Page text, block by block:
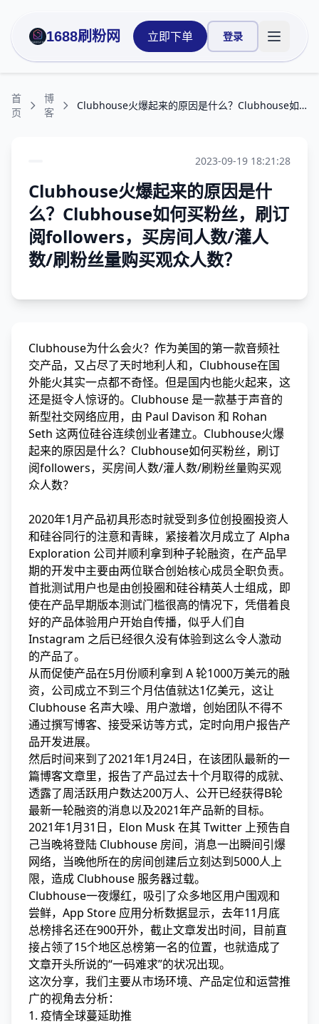
1688刷粉网 立即下单 登录 打开主
首
页
博
客
Clubhouse火爆起来的原因是什么？Clubhouse如何买粉丝，刷订阅followers，买房间人数/灌人数/刷粉丝量购买观众人数？
2023-09-19 18:21:28
Clubhouse火爆起来的原因是什
么？Clubhouse如何买粉丝，刷订
阅followers，买房间人数/灌人
数/刷粉丝量购买观众人数？
Clubhouse为什么会火？作为美国的第一款音频社
交产品，又占尽了天时地利人和，Clubhouse在国
外能火其实一点都不奇怪。但是国内也能火起来，这
还是挺令人惊讶的。Clubhouse 是一款基于声音的
新型社交网络应用，由 Paul Davison 和 Rohan
Seth 这两位硅谷连续创业者建立。Clubhouse火爆
起来的原因是什么？Clubhouse如何买粉丝，刷订
阅followers，买房间人数/灌人数/刷粉丝量购买观
众人数？
2020年1月产品初具形态时就受到多位创投圈投资人
和硅谷同行的注意和青睐，紧接着次月成立了 Alpha
Exploration 公司并顺利拿到种子轮融资，在产品早
期的开发中主要由两位联合创始核心成员全职负责。
首批测试用户也是由创投圈和硅谷精英人士组成，即
使在产品早期版本测试门槛很高的情况下，凭借着良
好的产品体验用户开始自传播，似乎人们自
Instagram 之后已经很久没有体验到这么令人激动
的产品了。
从而促使产品在5月份顺利拿到 A 轮1000万美元的融
资，公司成立不到三个月估值就达1亿美元，这让
Clubhouse 名声大噪、用户激增，创始团队不得不
通过撰写博客、接受采访等方式，定时向用户报告产
品开发进展。
然后时间来到了2021年1月24日，在该团队最新的一
篇博客文章里，报告了产品过去十个月取得的成就、
透露了周活跃用户数达200万人、公开已经获得B轮
最新一轮融资的消息以及2021年产品新的目标。
2021年1月31日，Elon Musk 在其 Twitter 上预告自
己当晚将登陆 Clubhouse 房间，消息一出瞬间引爆
网络，当晚他所在的房间创建后立刻达到5000人上
限，造成 Clubhouse 服务器过载。
Clubhouse一夜爆红，吸引了众多地区用户围观和
尝鲜，App Store 应用分析数据显示，去年11月底
总榜排名还在900开外，截止文章发出时间，目前直
接占领了15个地区总榜第一名的位置，也就造成了
文章开头所说的“一码难求”的状况出现。
这次分享，我们主要从市场环境、产品定位和运营推
广的视角去分析：
1. 疫情全球蔓延助推